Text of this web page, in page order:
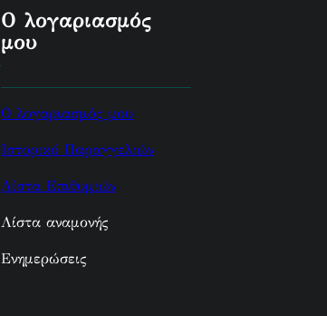
Ο λογαριασμός
μου
Ο λογαριασμός μου
Ιστορικό Παραγγελιών
Λίστα Επιθυμιών
Λίστα αναμονής
Ενημερώσεις